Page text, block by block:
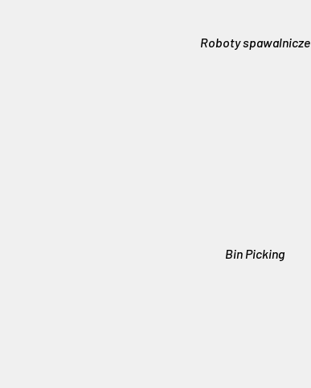
Roboty spawalnicze
Bin Picking